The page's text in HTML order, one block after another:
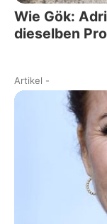
Wie Gök:
dieselben
Artikel -